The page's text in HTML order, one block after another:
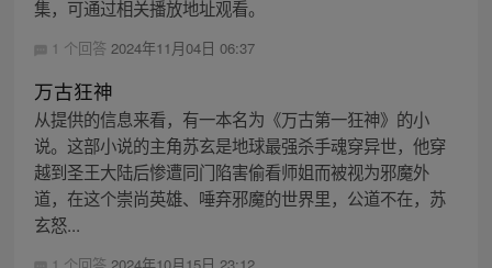
集，可通过相关播放地址观看。
1 个回答 2024年11月04日 06:37
万古狂神
从提供的信息来看，有一本名为《万古第一狂神》的小
说。这部小说的主角苏玄是地球最强杀手魂穿异世，他穿
越到圣王大陆后惨遭同门陷害偷看师姐而被视为邪魔外
道，在这个崇尚英雄、唾弃邪魔的世界里，公道不在，苏
玄怒...